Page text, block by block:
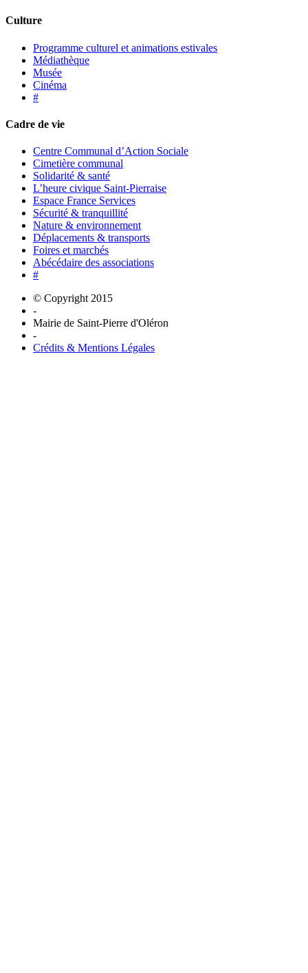
Culture
Programme culturel et animations estivales
Médiathèque
Musée
Cinéma
#
Cadre de vie
Centre Communal d’Action Sociale
Cimetière communal
Solidarité & santé
L’heure civique Saint-Pierraise
Espace France Services
Sécurité & tranquillité
Nature & environnement
Déplacements & transports
Foires et marchés
Abécédaire des associations
#
© Copyright 2015
-
Mairie de Saint-Pierre d'Oléron
-
Crédits & Mentions Légales